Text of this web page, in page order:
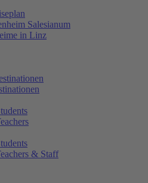
Salesianum
in Linz
& Staff